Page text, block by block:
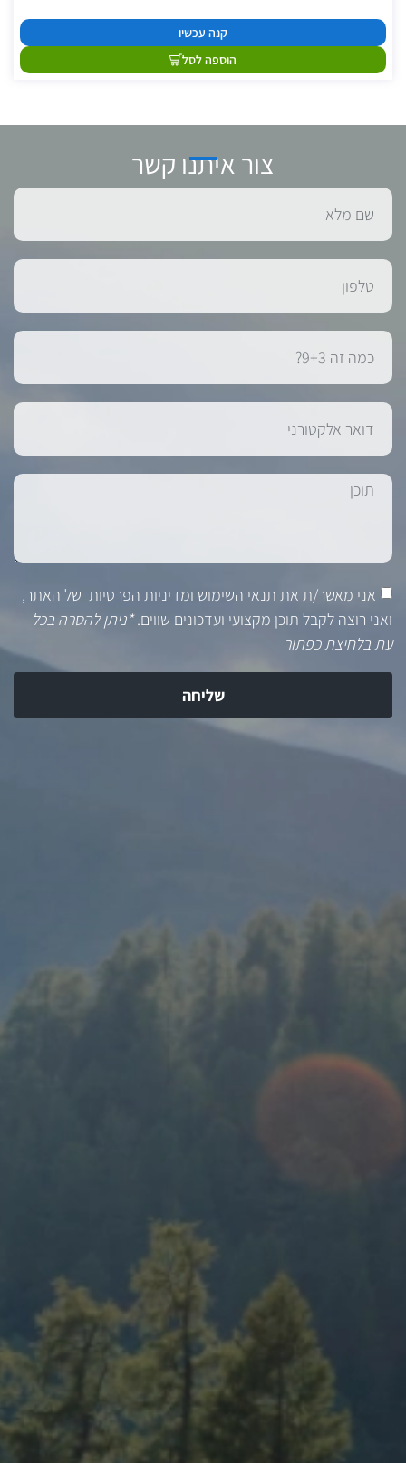
קנה עכשיו
הוספה לסל
צור איתנו קשר
אני מאשר/ת את תנאי השימוש ומדיניות הפרטיות של האתר,
ואני רוצה לקבל תוכן מקצועי ועדכונים שווים.*ניתן להסרה בכל
עת בלחיצת כפתור
שליחה